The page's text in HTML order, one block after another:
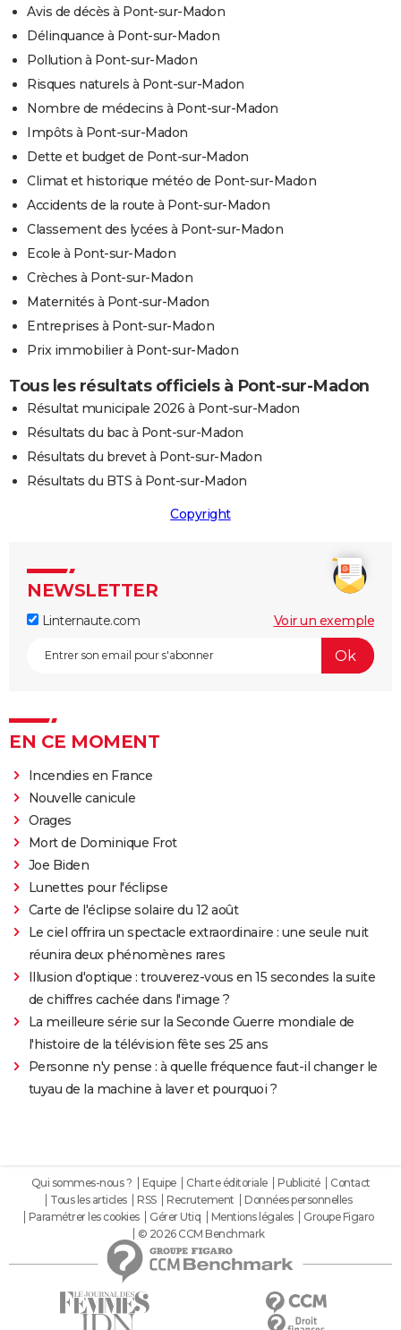
Avis de décès à Pont-sur-Madon
Délinquance à Pont-sur-Madon
Pollution à Pont-sur-Madon
Risques naturels à Pont-sur-Madon
Nombre de médecins à Pont-sur-Madon
Impôts à Pont-sur-Madon
Dette et budget de Pont-sur-Madon
Climat et historique météo de Pont-sur-Madon
Accidents de la route à Pont-sur-Madon
Classement des lycées à Pont-sur-Madon
Ecole à Pont-sur-Madon
Crèches à Pont-sur-Madon
Maternités à Pont-sur-Madon
Entreprises à Pont-sur-Madon
Prix immobilier à Pont-sur-Madon
Tous les résultats officiels à Pont-sur-Madon
Résultat municipale 2026 à Pont-sur-Madon
Résultats du bac à Pont-sur-Madon
Résultats du brevet à Pont-sur-Madon
Résultats du BTS à Pont-sur-Madon
Copyright
NEWSLETTER
Linternaute.com Voir un exemple
EN CE MOMENT
Incendies en France
Nouvelle canicule
Orages
Mort de Dominique Frot
Joe Biden
Lunettes pour l'éclipse
Carte de l'éclipse solaire du 12 août
Le ciel offrira un spectacle extraordinaire : une seule nuit
réunira deux phénomènes rares
Illusion d'optique : trouverez-vous en 15 secondes la suite
de chiffres cachée dans l'image ?
La meilleure série sur la Seconde Guerre mondiale de
l'histoire de la télévision fête ses 25 ans
Personne n'y pense : à quelle fréquence faut-il changer le
tuyau de la machine à laver et pourquoi ?
Qui sommes-nous ? Equipe Charte éditoriale Publicité
Contact
Tous les articles
RSS Recrutement
Données personnelles
Paramétrer les cookies
Gérer Utiq Mentions légales
Groupe Figaro
© 2026 CCM Benchmark